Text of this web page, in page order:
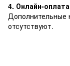
4. Онлайн-
Дополнительные
отсутствуют.